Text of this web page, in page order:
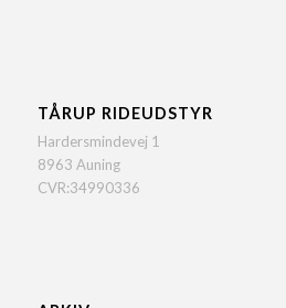
TÅRUP RIDEUDSTYR
Hardersmindevej 1
8963 Auning
CVR:34990336